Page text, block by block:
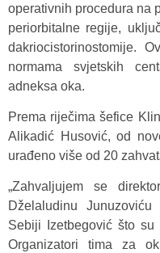
operativnih procedura na
periorbitalne regije,
dakriocistorinostomije.
normama svjetskih
adneksa oka.
Prema riječima šefice
Alikadić Husović, od
urađeno više od 20
„Zahvaljujem se
Dželaludinu
Sebiji Izetbegović što
Organizatori tima za